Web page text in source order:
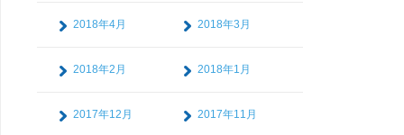
2018年4月 2018年3月
2018年2月 2018年1月
2017年12月 2017年11月